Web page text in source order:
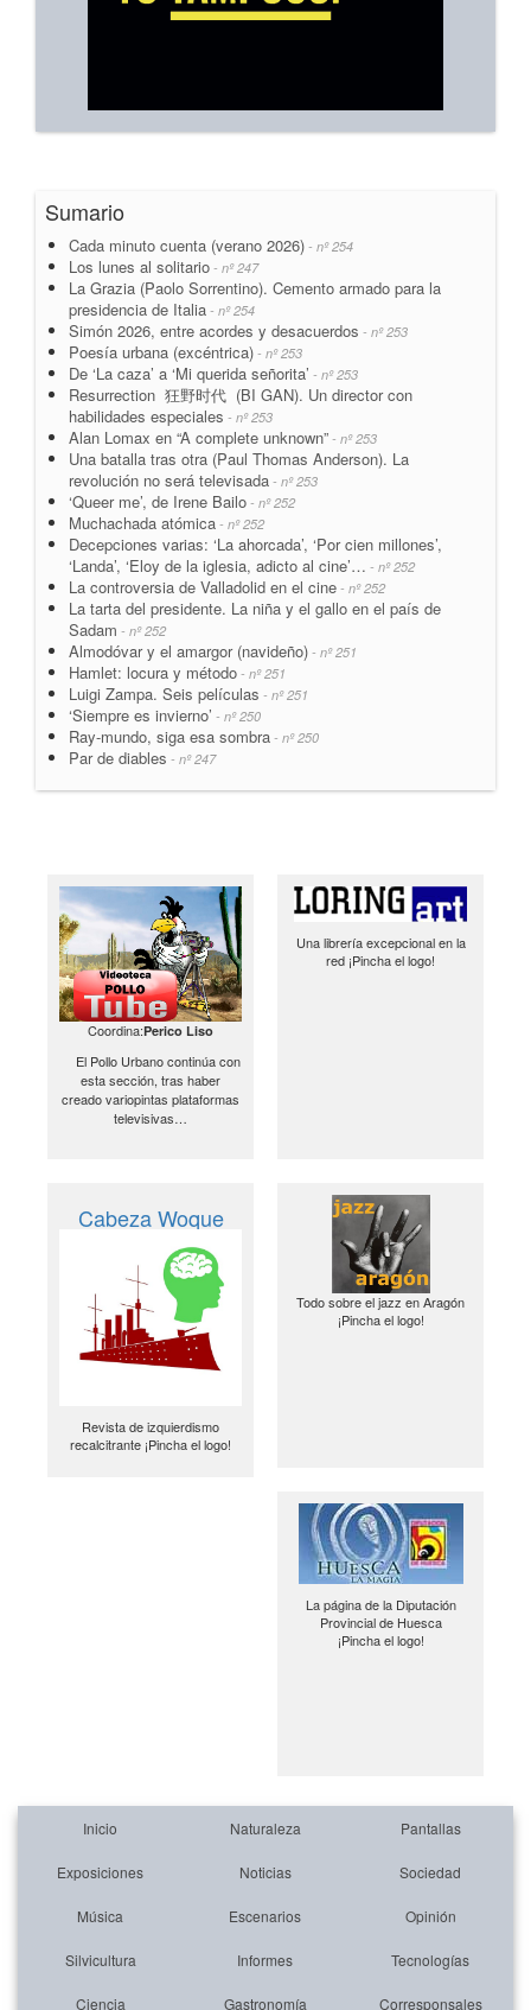
Sumario
Cada minuto cuenta (verano 2026) - nº 254
Los lunes al solitario - nº 247
La Grazia (Paolo Sorrentino). Cemento armado para la
presidencia de Italia - nº 254
Simón 2026, entre acordes y desacuerdos - nº 253
Poesía urbana (excéntrica) - nº 253
De ‘La caza’ a ‘Mi querida señorita’ - nº 253
Resurrection 狂野时代 (BI GAN). Un director con
habilidades especiales - nº 253
Alan Lomax en “A complete unknown” - nº 253
Una batalla tras otra (Paul Thomas Anderson). La
revolución no será televisada - nº 253
‘Queer me’, de Irene Bailo - nº 252
Muchachada atómica - nº 252
Decepciones varias: ‘La ahorcada’, ‘Por cien millones’,
‘Landa’, ‘Eloy de la iglesia, adicto al cine’… - nº 252
La controversia de Valladolid en el cine - nº 252
La tarta del presidente. La niña y el gallo en el país de
Sadam - nº 252
Almodóvar y el amargor (navideño) - nº 251
Hamlet: locura y método - nº 251
Luigi Zampa. Seis películas - nº 251
‘Siempre es invierno’ - nº 250
Ray-mundo, siga esa sombra - nº 250
Par de diables - nº 247
Coordina:Perico Liso
El Pollo Urbano continúa con
esta sección, tras haber
creado variopintas plataformas
televisivas…
Una librería excepcional en la
red ¡Pincha el logo!
Cabeza Woque
Revista de izquierdismo
recalcitrante ¡Pincha el logo!
Todo sobre el jazz en Aragón
¡Pincha el logo!
La página de la Diputación
Provincial de Huesca
¡Pincha el logo!
Inicio Naturaleza Pantallas
Exposiciones Noticias Sociedad
Música Escenarios Opinión
Silvicultura Informes Tecnologías
Ciencia Gastronomía Corresponsales